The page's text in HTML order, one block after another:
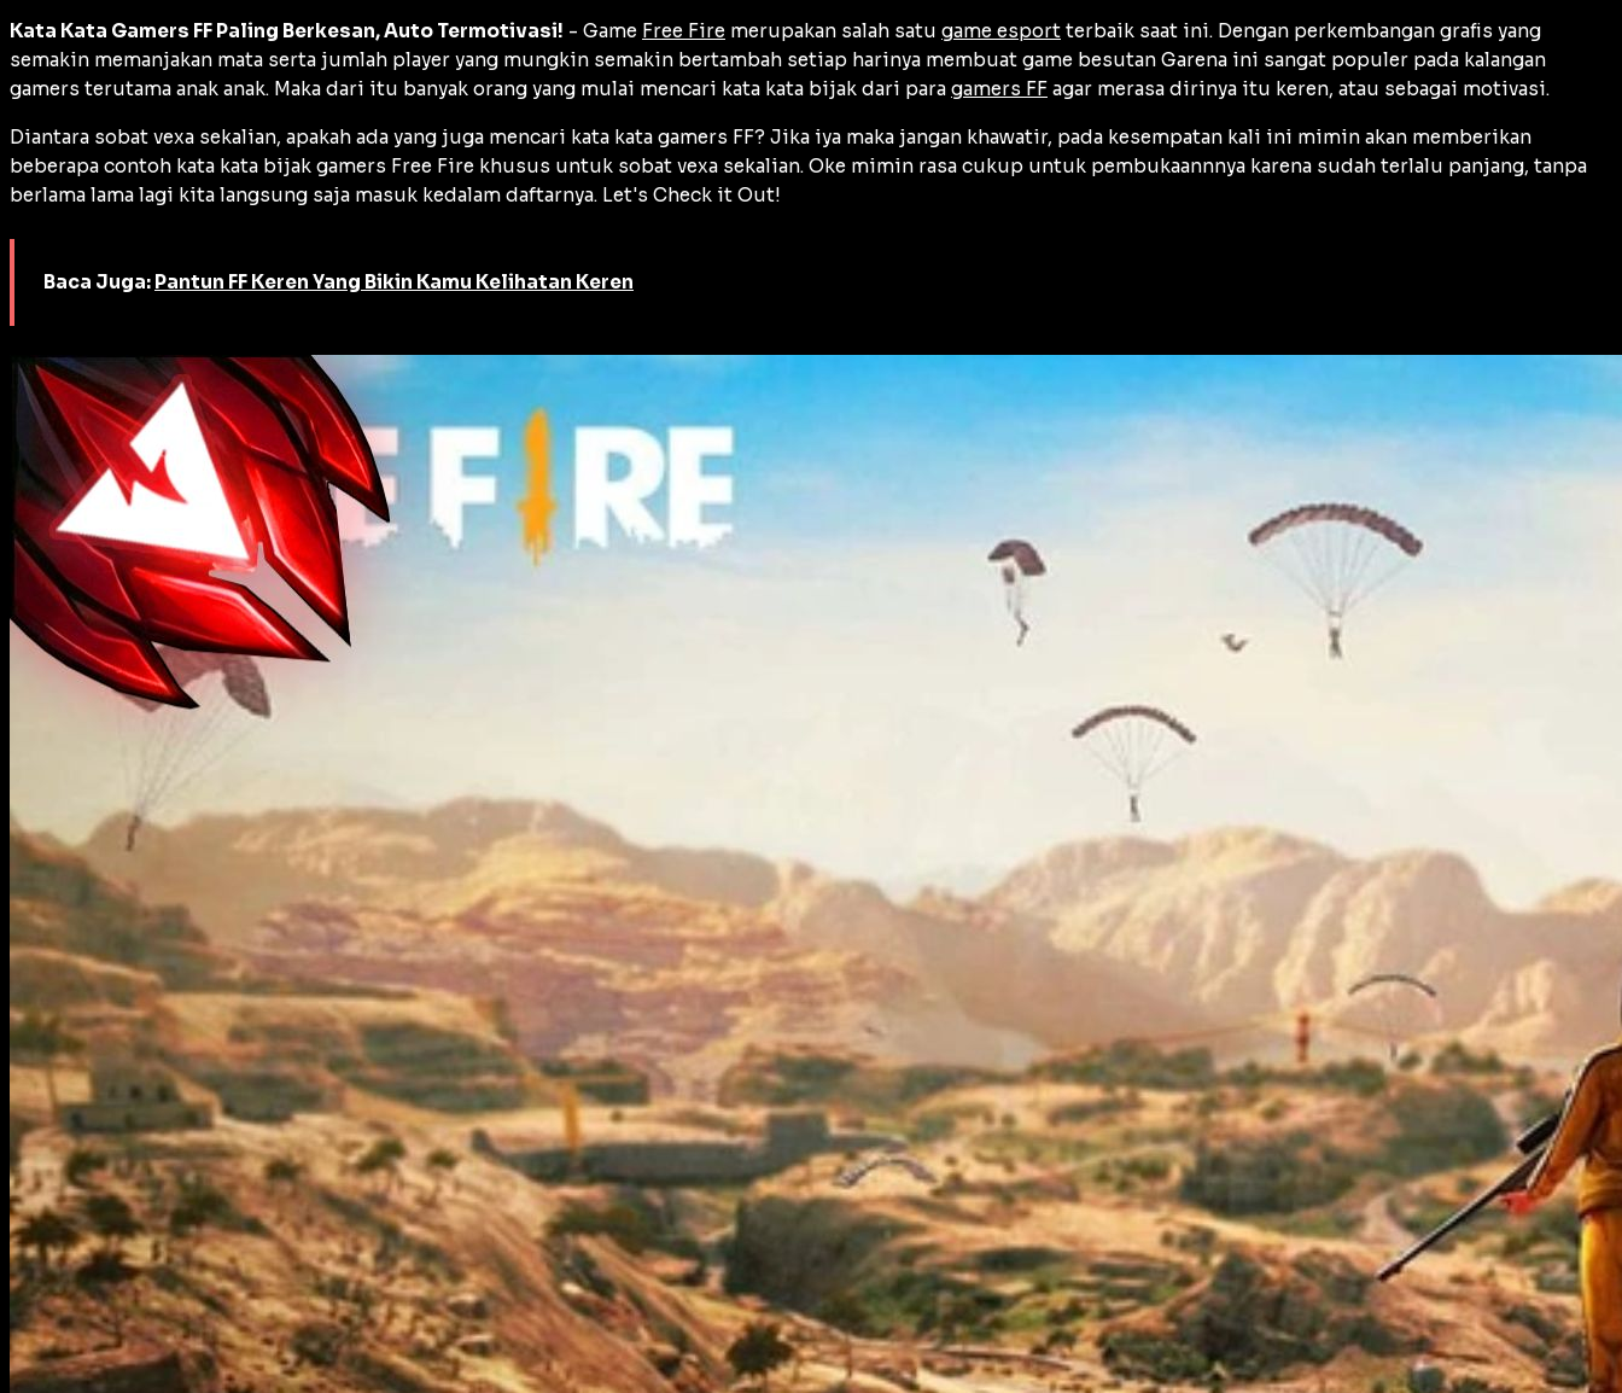
Kata Kata Gamers FF Paling Berkesan, Auto Termotivasi! - Game Free Fire merupakan salah satu game esport terbaik saat ini. Dengan perkembangan grafis yang
semakin memanjakan mata serta jumlah player yang mungkin semakin bertambah setiap harinya membuat game besutan Garena ini sangat populer pada kalangan
gamers terutama anak anak. Maka dari itu banyak orang yang mulai mencari kata kata bijak dari para gamers FF agar merasa dirinya itu keren, atau sebagai motivasi.
Diantara sobat vexa sekalian, apakah ada yang juga mencari kata kata gamers FF? Jika iya maka jangan khawatir, pada kesempatan kali ini mimin akan memberikan
beberapa contoh kata kata bijak gamers Free Fire khusus untuk sobat vexa sekalian. Oke mimin rasa cukup untuk pembukaannnya karena sudah terlalu panjang, tanpa
berlama lama lagi kita langsung saja masuk kedalam daftarnya. Let's Check it Out!
Baca Juga: Pantun FF Keren Yang Bikin Kamu Kelihatan Keren